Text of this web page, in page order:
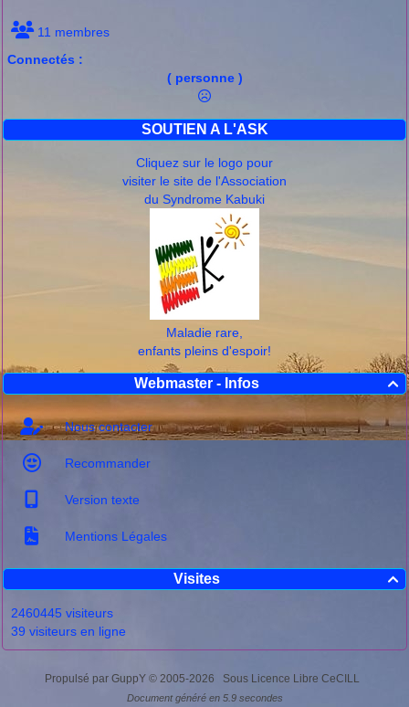
11 membres
Connectés :
( personne )
SOUTIEN A L'ASK
Cliquez sur le logo pour
visiter le site de l'Association
du Syndrome Kabuki
Maladie rare,
enfants pleins d'espoir!

Webmaster - Infos
Nous contacter
Recommander
Version texte
Mentions Légales

Visites
2460445 visiteurs
39 visiteurs en ligne
Propulsé par GuppY © 2005-2026 Sous Licence Libre CeCILL
Document généré en 5.9 secondes